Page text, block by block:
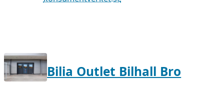
Bilia Outlet Bilhall Bro